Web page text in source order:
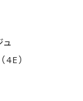
）